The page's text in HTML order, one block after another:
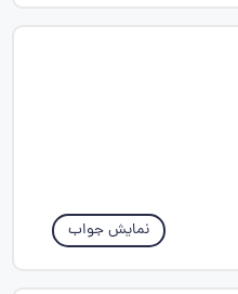
نمایش جواب